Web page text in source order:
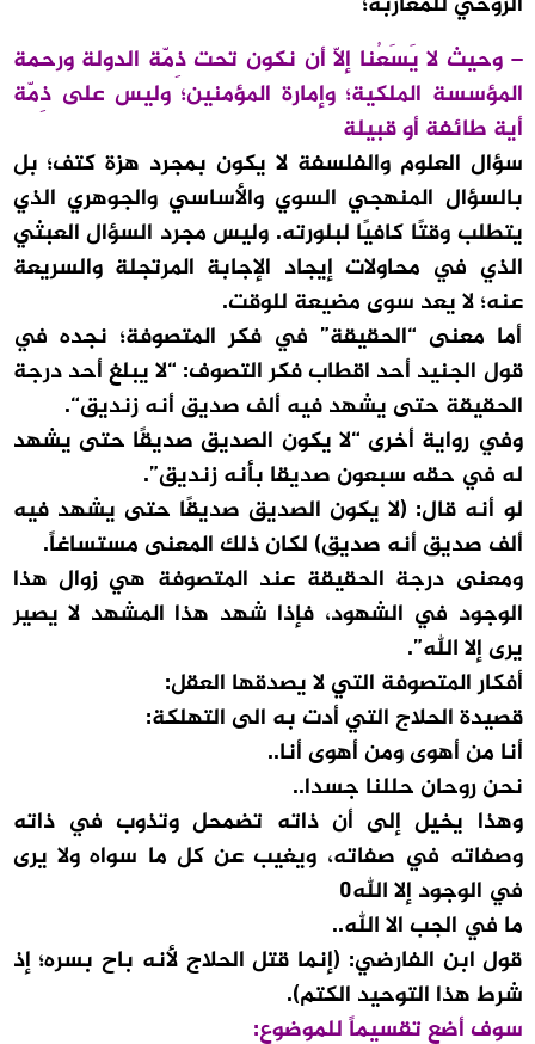
– وحيث لا يَسَعُنا إلاّ أن نكون تحت ذِمّة الدولة ورحمة
المؤسسة الملكية؛ وإمارة المؤمنين؛ وليس على ذِمّة
أية طائفة أو قبيلة
سؤال العلوم والفلسفة لا يكون بمجرد هزة كتف؛ بل
بالسؤال المنهجي السوي والأساسي والجوهري الذي
يتطلب وقتًا كافيًا لبلورته. وليس مجرد السؤال العبثي
الذي في محاولات إيجاد الإجابة المرتجلة والسريعة
عنه؛ لا يعد سوى مضيعة للوقت.
أما معنى “الحقيقة” في فكر المتصوفة؛ نجده في
قول الجنيد أحد اقطاب فكر التصوف: “لا يبلغ أحد درجة
الحقيقة حتى يشهد فيه ألف صديق أنه زنديق“.
وفي رواية أخرى “لا يكون الصديق صديقًا حتى يشهد
له في حقه سبعون صديقا بأنه زنديق”.
لو أنه قال: (لا يكون الصديق صديقًا حتى يشهد فيه
ألف صديق أنه صديق) لكان ذلك المعنى مستساغاً.
ومعنى درجة الحقيقة عند المتصوفة هي زوال هذا
الوجود في الشهود، فإذا شهد هذا المشهد لا يصير
يرى إلا الله”.
أفكار المتصوفة التي لا يصدقها العقل:
قصيدة الحلاج التي أدت به الى التهلكة:
أنا من أهوى ومن أهوى أنا..
نحن روحان حللنا جسدا..
وهذا يخيل إلى أن ذاته تضمحل وتذوب في ذاته
وصفاته في صفاته، ويغيب عن كل ما سواه ولا يرى
في الوجود إلا الله٠
ما في الجب الا الله..
قول ابن الفارضي: (إنما قتل الحلاج لأنه باح بسره؛ إذ
شرط هذا التوحيد الكتم).
سوف أضع تقسيماً للموضوع: